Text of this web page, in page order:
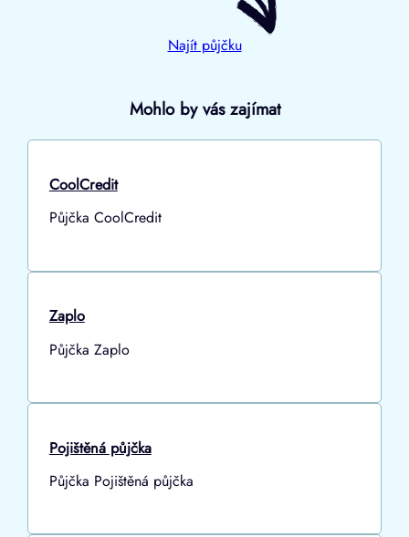
Najít půjčku
Mohlo by vás zajímat
CoolCredit
Půjčka CoolCredit
Zaplo
Půjčka Zaplo
Pojištěná půjčka
Půjčka Pojištěná půjčka